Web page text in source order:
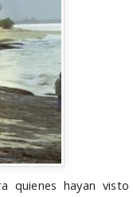
quienes hayan visto